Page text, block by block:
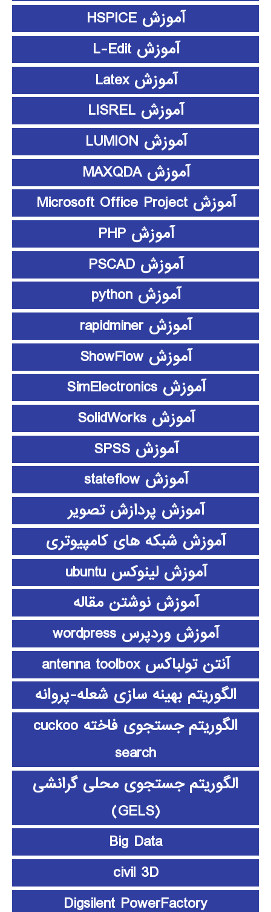
آموزش HSPICE
آموزش L-Edit
آموزش Latex
آموزش LISREL
آموزش LUMION
آموزش MAXQDA
آموزش Microsoft Office Project
آموزش PHP
آموزش PSCAD
آموزش python
آموزش rapidminer
آموزش ShowFlow
آموزش SimElectronics
آموزش SolidWorks
آموزش SPSS
آموزش stateflow
آموزش پردازش تصویر
آموزش شبکه های کامپیوتری
آموزش لینوکس ubuntu
آموزش نوشتن مقاله
آموزش وردپرس wordpress
آنتن تولباکس antenna toolbox
الگوریتم بهینه سازی شعله-پروانه
الگوریتم جستجوی فاخته cuckoo
search
الگوریتم جستجوی محلی گرانشی
(GELS)
Big Data
civil 3D
Digsilent PowerFactory